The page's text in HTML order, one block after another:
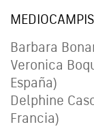
Barbara
Veronica
España)
Delphine
Francia)